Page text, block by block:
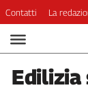
Video
Podcast
Dirette
Contatti La
Edilizia